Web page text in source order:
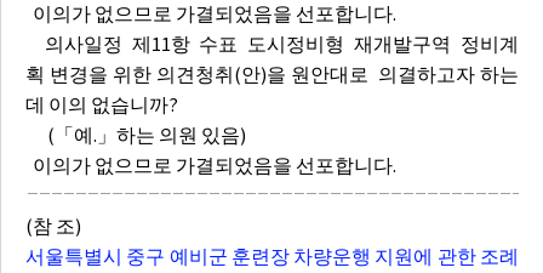
이의가 없으므로 가결되었음을 선포합니다.
의사일정 제11항 수표 도시정비형 재개발구역 정비계
획 변경을 위한 의견청취(안)을 원안대로 의결하고자 하는
데 이의 없습니까?
(「예.」하는 의원 있음)
이의가 없으므로 가결되었음을 선포합니다.
(참 조)
서울특별시 중구 예비군 훈련장 차량운행 지원에 관한 조례